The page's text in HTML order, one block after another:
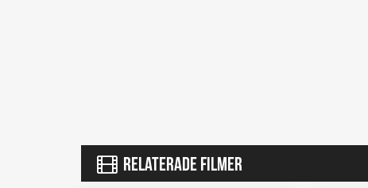
RELATERADE FILMER